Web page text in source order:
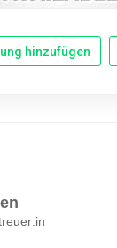
hinzufügen